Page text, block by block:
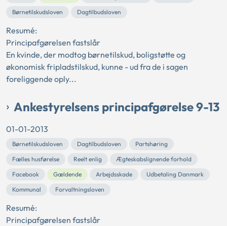
Børnetilskudsloven
Dagtilbudsloven
Resumé:
Principafgørelsen fastslår
En kvinde, der modtog børnetilskud, boligstøtte og
økonomisk fripladstilskud, kunne - ud fra de i sagen
foreliggende oply...
Ankestyrelsens principafgørelse 9-13
01-01-2013
Børnetilskudsloven Dagtilbudsloven
Partshøring
Fælles husførelse
Reelt enlig
Ægteskabslignende forhold
Facebook
Gældende Arbejdsskade
Udbetaling Danmark
Kommunal
Forvaltningsloven
Resumé:
Principafgørelsen fastslår